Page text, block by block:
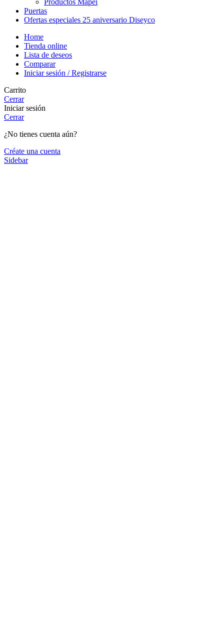
Puertas
Ofertas especiales 25 aniversario Diseyco
Home
Tienda online
Lista de deseos
Comparar
Iniciar sesión / Registrarse
Carrito
Cerrar
Iniciar sesión
Cerrar
¿No tienes cuenta aún?
Créate una cuenta
Sidebar